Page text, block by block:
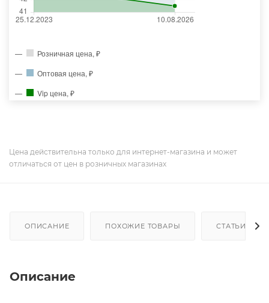
Розничная цена, ₽
Оптовая цена, ₽
Vip цена, ₽
Цена действительна только для интернет-магазина и может
отличаться от цен в розничных магазинах
ОПИСАНИЕ ПОХОЖИЕ ТОВАРЫ СТАТЬИ
Описание